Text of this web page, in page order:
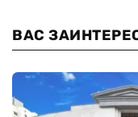
ВАС